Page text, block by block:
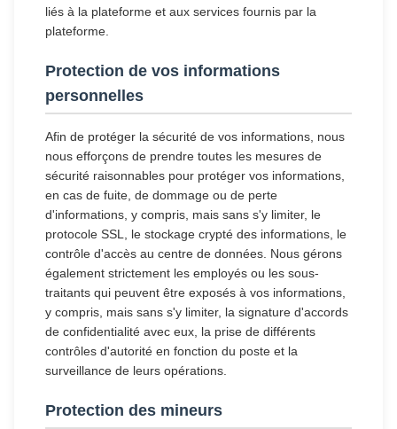
liés à la plateforme et aux services fournis par la
plateforme.
Protection de vos informations
personnelles
Afin de protéger la sécurité de vos informations, nous
nous efforçons de prendre toutes les mesures de
sécurité raisonnables pour protéger vos informations,
en cas de fuite, de dommage ou de perte
d'informations, y compris, mais sans s'y limiter, le
protocole SSL, le stockage crypté des informations, le
contrôle d'accès au centre de données. Nous gérons
également strictement les employés ou les sous-
traitants qui peuvent être exposés à vos informations,
y compris, mais sans s'y limiter, la signature d'accords
de confidentialité avec eux, la prise de différents
contrôles d'autorité en fonction du poste et la
surveillance de leurs opérations.
Protection des mineurs